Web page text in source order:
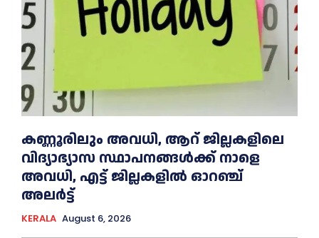
കണ്ണൂരിലും അവധി, ആറ് ജില്ലകളിലെ
വിദ്യാഭ്യാസ സ്ഥാപനങ്ങൾക്ക് നാളെ
അവധി, എട്ട് ജില്ലകളിൽ ഓറഞ്ച്
അലർട്ട്
KERALA August 6, 2026